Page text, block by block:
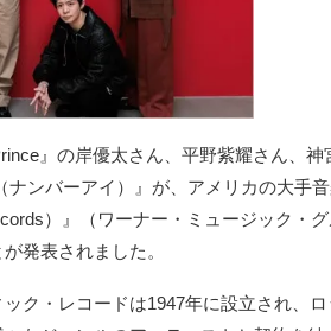
』の岸優太さん、平野紫耀さん、
ナンバーアイ）』が、アメリカの大手
）』（ワーナー・ミュージック・
発表されました。
ク・レコードは1947年に設立され、